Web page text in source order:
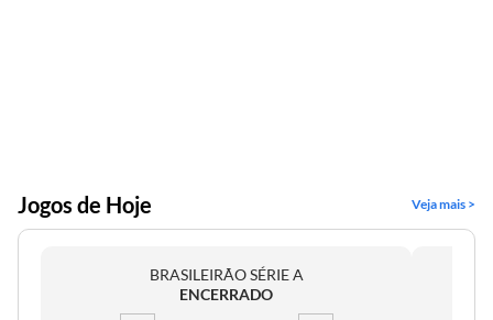
Jogos de Hoje Veja mais >
BRASILEIRÃO SÉRIE A
ENCERRADO